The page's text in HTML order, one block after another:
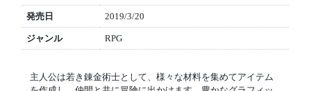
発売日 2019/3/20
ジャンル RPG
主人公は若き錬金術士として、様々な材料を集めてアイテム